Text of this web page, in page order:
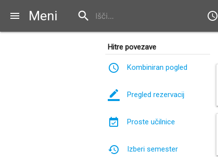
schedule
menu Meni search
Hitre povezave
schedule Kombiniran pogled
border_color Pregled rezervacij
event_available Proste učilnice
history Izberi semester